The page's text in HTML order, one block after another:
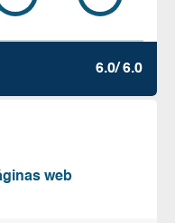
6.0/ 6.0
web